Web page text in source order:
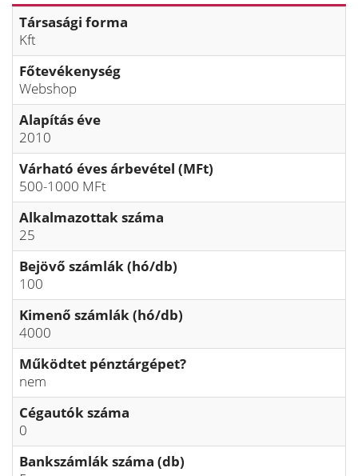
Társasági forma
Kft
Főtevékenység
Webshop
Alapítás éve
2010
Várható éves árbevétel (MFt)
500-1000 MFt
Alkalmazottak száma
25
Bejövő számlák (hó/db)
100
Kimenő számlák (hó/db)
4000
Működtet pénztárgépet?
nem
Cégautók száma
0
Bankszámlák száma (db)